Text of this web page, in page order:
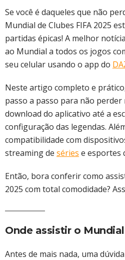
Se você é daqueles que não
Mundial de Clubes FIFA 2025
partidas épicas! A melhor
ao Mundial a todos os jogos
seu celular usando o app do
Neste artigo completo e
passo a passo para não perder
download do aplicativo até a
configuração das legendas.
compatibilidade com
streaming de séries e esportes
Então, bora conferir como
2025 com total comodidade?
Onde assistir o
Antes de mais nada, uma